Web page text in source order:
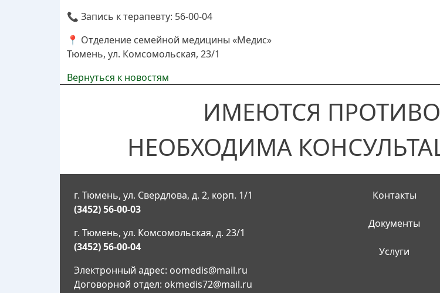
📞 Запись к терапевту: 56-00-04
📍 Отделение семейной медицины «Медис»
Тюмень, ул. Комсомольская, 23/1
Вернуться к новостям
ИМЕЮТСЯ
НЕОБХОДИМА
г. Тюмень, ул. Свердлова, д. 2, корп. 1/1
(3452) 56-00-03
г. Тюмень, ул. Комсомольская, д. 23/1
(3452) 56-00-04
Электронный адрес: oomedis@mail.ru
Договорной отдел: okmedis72@mail.ru
Контакты
Документы
Услуги